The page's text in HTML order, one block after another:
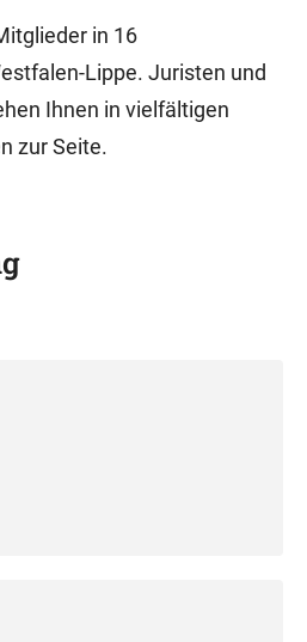
in 16
Lippe. Juristen und
Ihnen in vielfältigen
zur Seite.